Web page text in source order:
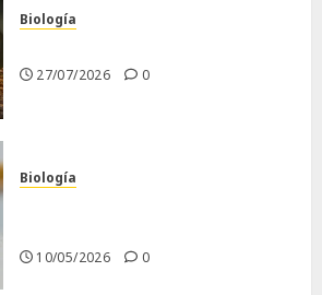
Biología
27/07/2026 0
Biología
10/05/2026 0